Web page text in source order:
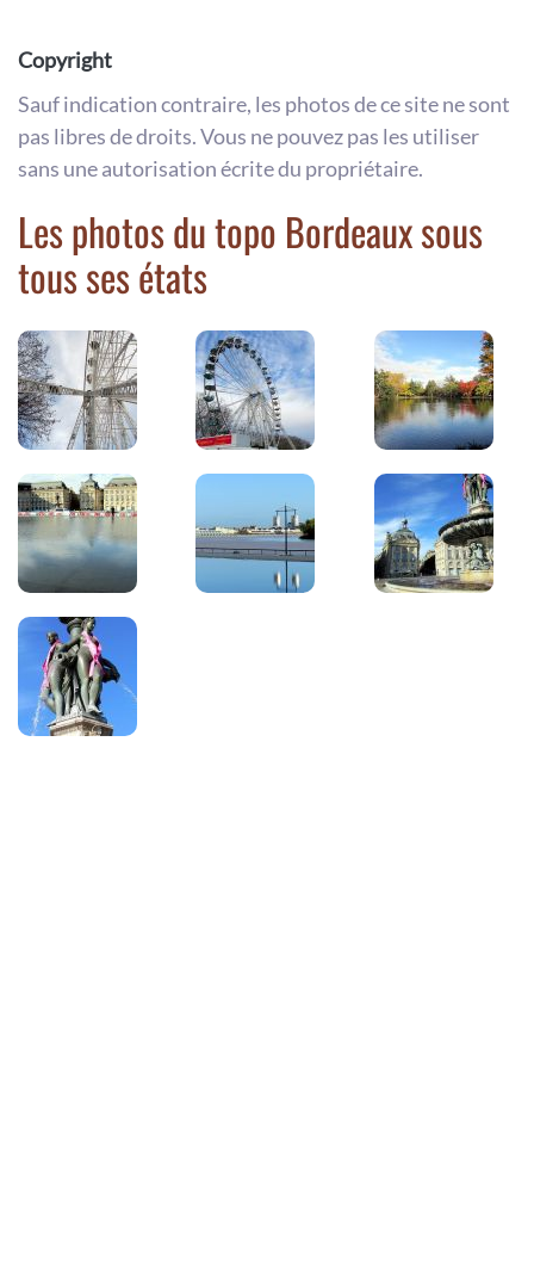
Copyright
Sauf indication contraire, les photos de ce site ne sont
pas libres de droits. Vous ne pouvez pas les utiliser
sans une autorisation écrite du propriétaire.
Les photos du topo Bordeaux sous
tous ses états